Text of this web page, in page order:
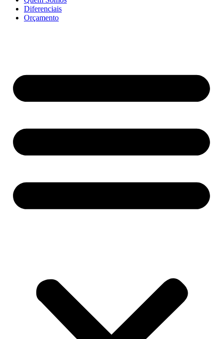
Diferenciais
Orçamento